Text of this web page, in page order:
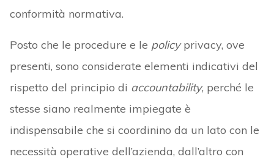
conformità normativa.
Posto che le procedure e le policyprivacy, ove
presenti, sono considerate elementi indicativi del
rispetto del principio di accountability, perché le
stesse siano realmente impiegate è
indispensabile che si coordinino da un lato con le
necessità operative dell’azienda, dall’altro con